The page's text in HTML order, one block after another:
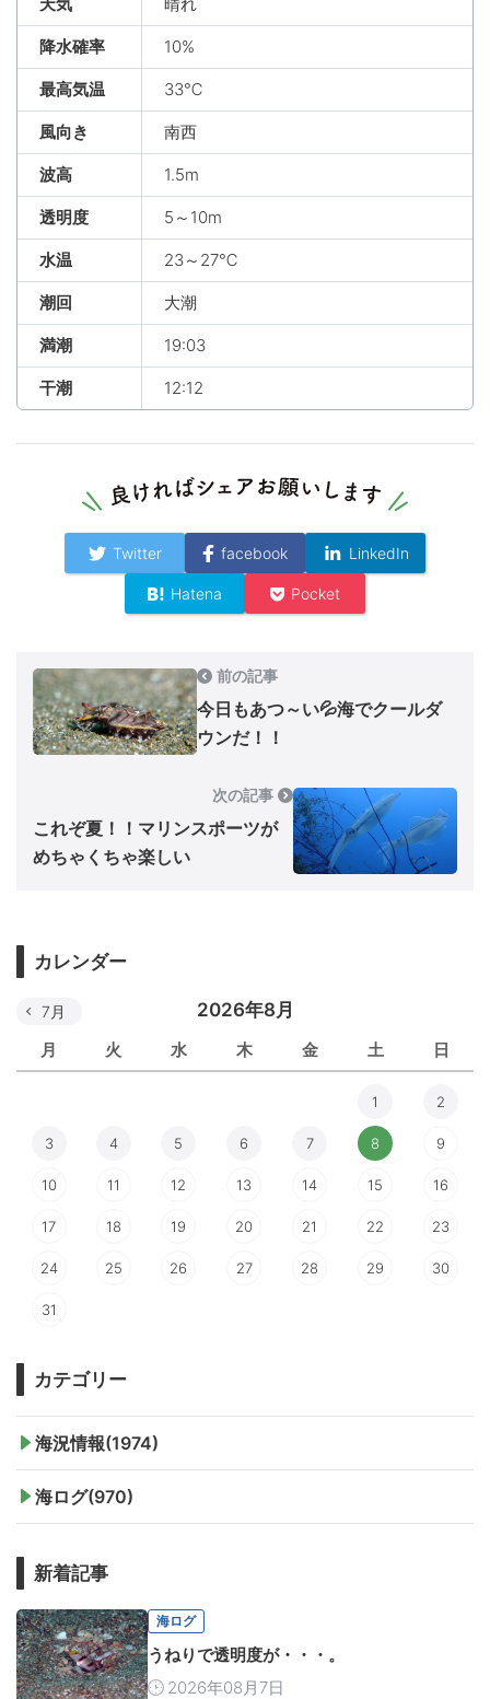
天気 晴れ
降水確率 10%
最高気温 33℃
風向き 南西
波高 1.5m
透明度 5～10m
水温 23～27℃
潮回 大潮
満潮 19:03
干潮 12:12
Twitter facebook LinkedIn
Hatena Pocket
前の記事
今日もあつ～い💦海でクールダ
ウンだ！！
次の記事
これぞ夏！！マリンスポーツが
めちゃくちゃ楽しい
カレンダー
2026年8月
月 火 水 木 金 土 日
7月
1 2
3 4 5 6 7 8 9
10 11 12 13 14 15 16
17 18 19 20 21 22 23
24 25 26 27 28 29 30
31
カテゴリー
海況情報(1974)
海ログ(970)
新着記事
海ログ
うねりで透明度が・・・。
2026年08月7日